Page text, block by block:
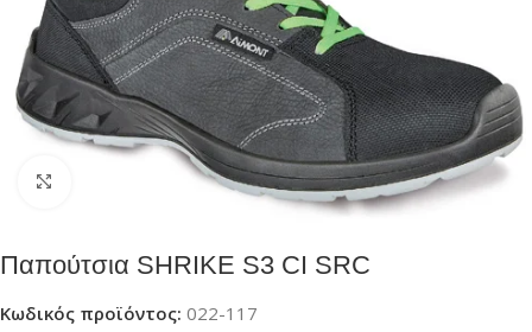
Click to enlarge
Παπούτσια SHRIKE S3 CI SRC
Κωδικός προϊόντος: 022-117